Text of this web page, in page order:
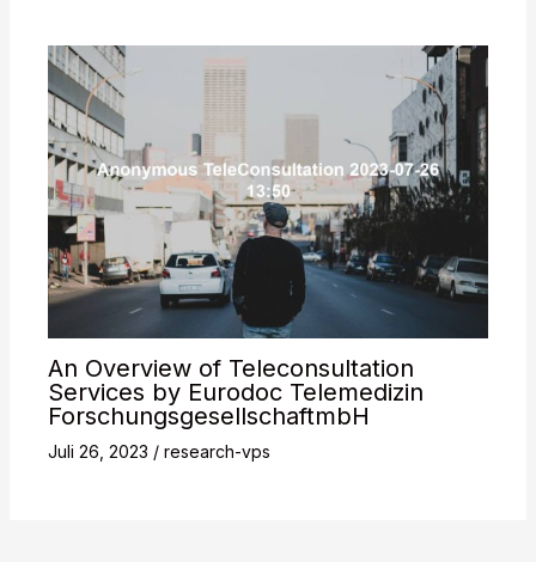
An Overview of Teleconsultation
Services by Eurodoc Telemedizin
ForschungsgesellschaftmbH
Juli 26, 2023 /research-vps